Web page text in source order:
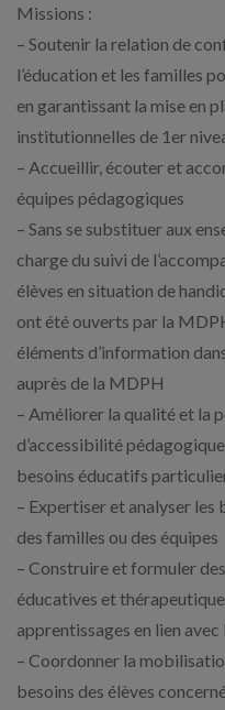
Missions :
– Soutenir la relation de
l’éducation et les familles
en garantissant la mise en
institutionnelles de 1er
– Accueillir, écouter et
équipes pédagogiques
– Sans se substituer aux
charge du suivi de
élèves en situation de
ont été ouverts par la
éléments d’information
auprès de la MDPH
– Améliorer la qualité et la
d’accessibilité
besoins éducatifs
– Expertiser et analyser les
des familles ou des équipes
– Construire et formuler
éducatives et
apprentissages en lien avec
– Coordonner la
besoins des élèves